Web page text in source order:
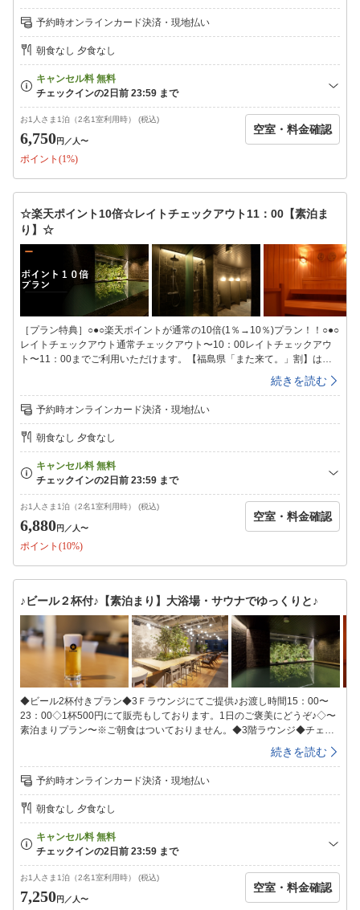
れる癒しの空間で、人工温泉と組み合わせることで疲れを芯からほぐせる
ドライサウナを設置。サウナ室近くに配置された水風呂は、チラー付の温
度管理装置により温めた身体をしっかりクールダウンすることができま
す。【温泉会場】地下1階【入浴時間】15：00〜翌朝9：00※ＡＭ1：
00〜ＡＭ5：00までご利用休止となります。【タオル類】温泉会場にタオ
ルの準備はございません。お部屋のタオルをお持ち頂きご利用ください。
■全室禁煙■【喫煙スペースあり】※火を使わない喫煙器具類も、室内及び
禁煙スペースでのご使用をお控えください。また、ご使用された場合はク
リーニング代が発生致しますのでご了承お願い致します。■エキストラベ
ッド等のご用意はございません■未就学児のお子様連れの場合、添い寝と
なりますので予めご了承お願い致します。（添い寝のお子様は1室1名様ま
利用の方は、024-932-9980で検索をお願い致します。(道案内やお問い合
せはホテル024-932-3232へお電話ください)
予約時オンラインカード決済・現地払い
朝食なし 夕食なし
お1人さま1泊（2名1室利用時） (税込)
6,750円 ／人〜
ポイント(1%)
空室・料金確認
☆楽天ポイント10倍☆レイトチェックアウト11：00【素泊ま
り】☆
［プラン特典］○●○楽天ポイントが通常の10倍(1％→10％)プラン！！○●○
レイトチェックアウト通常チェックアウト〜10：00レイトチェックアウ
ト〜11：00までご利用いただけます。【福島県「また来て。」割】は適
用対象外です。〜素泊まりプラン〜※ご朝食はついておりません。◆3階
ラウンジ◆チェックイン前・チェックアウト後もご利用頂けます♪テレワ
ークに必要なコンセントＢＯＸ・Ｗi−Ｆiの利用可能で快適。◆大浴場◆ヒ
ーリング音楽が流れる癒しの空間で、人工温泉と組み合わせることで疲れ
を芯からほぐせるドライサウナを設置。サウナ室近くに配置された水風呂
は、チラー付の温度管理装置により温めた身体をしっかりクールダウンす
ることができます。【温泉会場】地下1階【入浴時間】15：00〜翌朝9：
00※ＡＭ1：00〜ＡＭ5：00までご利用休止となります。【タオル類】温
泉会場にタオルの準備はございません。お部屋のタオルをお持ち頂きご利
用ください。■全室禁煙■【喫煙スペースあり】※火を使わない喫煙器具類
も、室内及び禁煙スペースでのご使用をお控えください。また、ご使用さ
れた場合はクリーニング代が発生致しますのでご了承お願い致します。■
エキストラベッド等のご用意はございません■未就学児のお子様連れの場
別料金）高さ制限2.1ｍ※フロントにて駐車サービス券をご購入下さい。
カーナビをご利用の方は、024-932-9980で検索をお願い致します。（道
案内やお問い合せはホテル024-932-3232へお電話ください)
続きを読む
予約時オンラインカード決済・現地払い
朝食なし 夕食なし
お1人さま1泊（2名1室利用時） (税込)
6,880円 ／人〜
ポイント(10%)
空室・料金確認
♪ビール２杯付♪【素泊まり】大浴場・サウナでゆっくりと♪
◆ビール2杯付きプラン◆3Ｆラウンジにてご提供♪お渡し時間15：00〜
23：00◇1杯500円にて販売もしております。1日のご褒美にどうぞ♪◇〜
素泊まりプラン〜※ご朝食はついておりません。◆3階ラウンジ◆チェッ
クイン前・チェックアウト後もご利用頂けます♪テレワークに必要なコン
セントＢＯＸ・Ｗi−Ｆiの利用可能で快適。◆大浴場◆ヒーリング音楽が流
れる癒しの空間で、人工温泉と組み合わせることで疲れを芯からほぐせる
ドライサウナを設置。サウナ室近くに配置された水風呂は、チラー付の温
度管理装置により温めた身体をしっかりクールダウンすることができま
す。【温泉会場】地下1階【入浴時間】15：00〜翌朝9：00※ＡＭ1：
00〜ＡＭ5：00までご利用休止となります。【タオル類】温泉会場にタオ
ルの準備はございません。お部屋のタオルをお持ち頂きご利用ください。
■全室禁煙■【喫煙スペースあり】※火を使わない喫煙器具類も、室内及び
禁煙スペースでのご使用をお控えください。また、ご使用された場合はク
リーニング代が発生致しますのでご了承お願い致します。■エキストラベ
ッド等のご用意はございません■未就学児のお子様連れの場合、添い寝と
続きを読む
予約時オンラインカード決済・現地払い
朝食なし 夕食なし
お1人さま1泊（2名1室利用時） (税込)
7,250円 ／人〜
空室・料金確認